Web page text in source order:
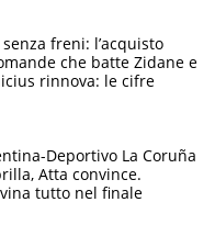
freni: l’acquisto
che batte Zidane e
rinnova: le cifre
Deportivo La Coruña
Atta convince.
tutto nel finale